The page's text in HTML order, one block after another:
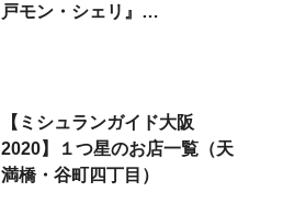
戸モン・シェリ』
【ミシュランガイド大阪
2020】１つ星のお店一覧（天
満橋・谷町四丁目）